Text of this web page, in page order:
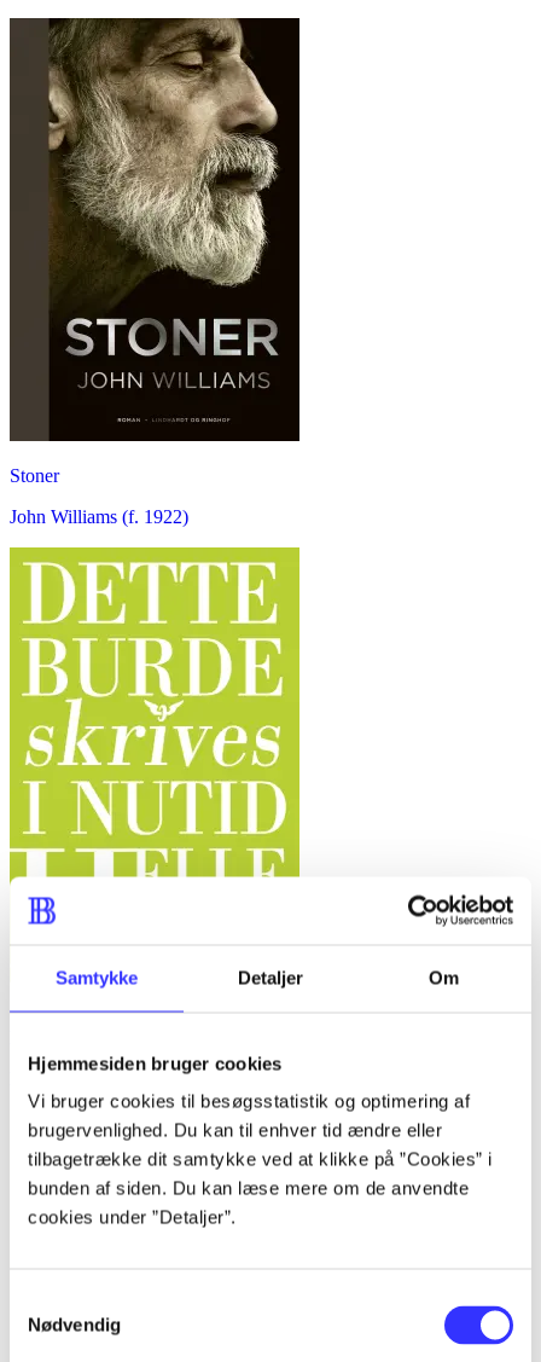
Samtykke Detaljer Om
Hjemmesiden bruger cookies
Vi bruger cookies til besøgsstatistik og optimering af
brugervenlighed. Du kan til enhver tid ændre eller
tilbagetrække dit samtykke ved at klikke på ”Cookies” i
bunden af siden. Du kan læse mere om de anvendte
cookies under ”Detaljer”.
Nødvendig
Stoner
John Williams (f. 1922)
Helle Helle